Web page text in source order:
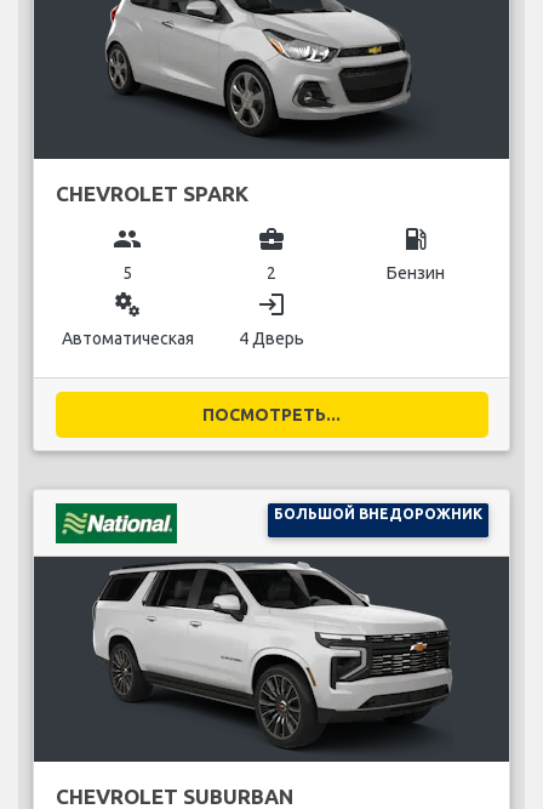
CHEVROLET SPARK
group
5
business_center
2
local_gas_station
Бензин
miscellaneous_services
Автоматическая
login
4 Дверь
ПОСМОТРЕТЬ...
БОЛЬШОЙ ВНЕДОРОЖНИК
CHEVROLET SUBURBAN